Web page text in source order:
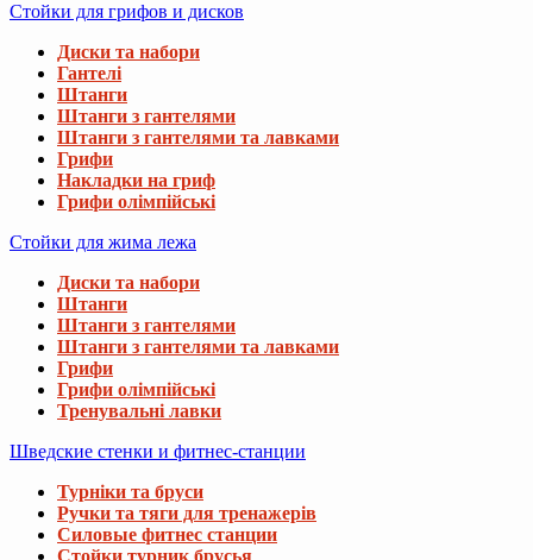
Стойки для грифов и дисков
Диски та набори
Гантелі
Штанги
Штанги з гантелями
Штанги з гантелями та лавками
Грифи
Накладки на гриф
Грифи олімпійські
Стойки для жима лежа
Диски та набори
Штанги
Штанги з гантелями
Штанги з гантелями та лавками
Грифи
Грифи олімпійські
Тренувальні лавки
Шведские стенки и фитнес-станции
Турніки та бруси
Ручки та тяги для тренажерів
Силовые фитнес станции